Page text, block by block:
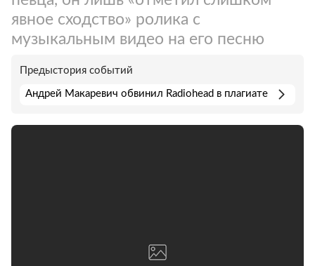
явное сходство» ролика с
музыкальным видео на его песню
Предыстория событий
Андрей Макаревич обвинил Radiohead в плагиате